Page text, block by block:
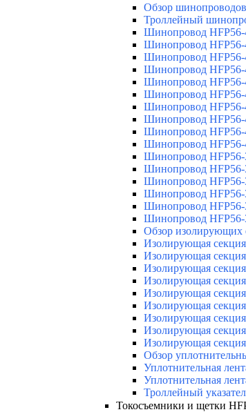
Обзор
Троллейный
Шинопровод
Шинопровод
Шинопровод
Шинопровод
Шинопровод
Шинопровод
Шинопровод
Шинопровод
Шинопровод
Шинопровод
Шинопровод
Шинопровод
Шинопровод
Шинопровод
Шинопровод
Шинопровод
Обзор изолирующих
Изолирующая
Изолирующая
Изолирующая
Изолирующая
Изолирующая
Изолирующая
Изолирующая
Изолирующая
Изолирующая
Обзор
Уплотнительная
Уплотнительная
Троллейный
Токосъемники и щетки